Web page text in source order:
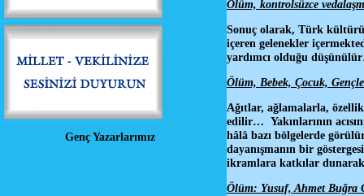
Genç Yazarlarımız
Ölüm, kontrolsüzce
Sonuç olarak, Türk
içeren gelenekler
yardımcı olduğu
Ölüm, Bebek, Çocuk,
Ağıtlar, ağlamalarla,
edilir… Yakınlarının
hâlâ bazı bölgelerde
dayanışmanın bir
ikramlara katkılar
Ölüm: Yusuf, Ahmet Buğra